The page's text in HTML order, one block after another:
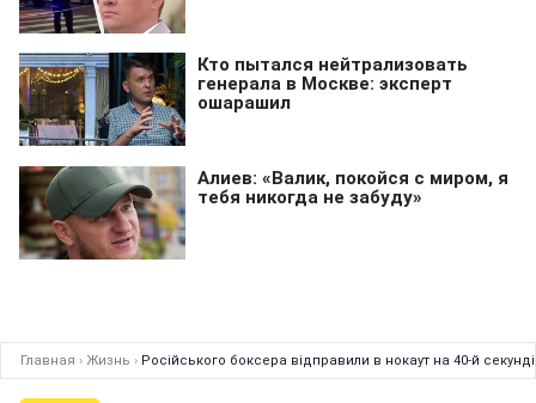
Главная › Жизнь › Російського боксера відправили в нокаут на 40-й